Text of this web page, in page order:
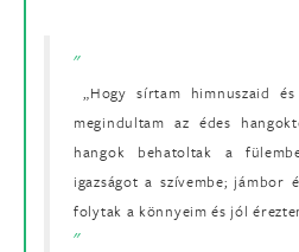
„Hogy sírtam himnuszaid
megindultam az édes
hangok behatoltak a
igazságot a szívembe; jámbor
folytak a könnyeim és jól